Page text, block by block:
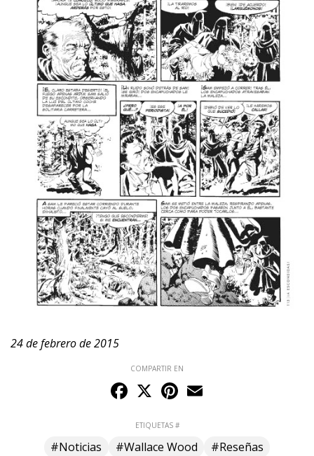
24 de febrero de 2015
COMPARTIR EN
Facebook
X Pinterest
ETIQUETAS #
#Noticias #Wallace Wood
#Reseñas